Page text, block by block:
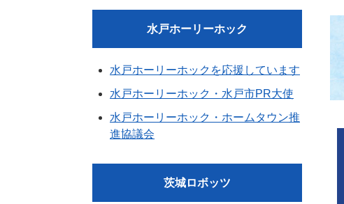
水戸ホーリーホック
水戸ホーリーホックを応援しています
水戸ホーリーホック・水戸市PR大使
水戸ホーリーホック・ホームタウン推
進協議会
茨城ロボッツ